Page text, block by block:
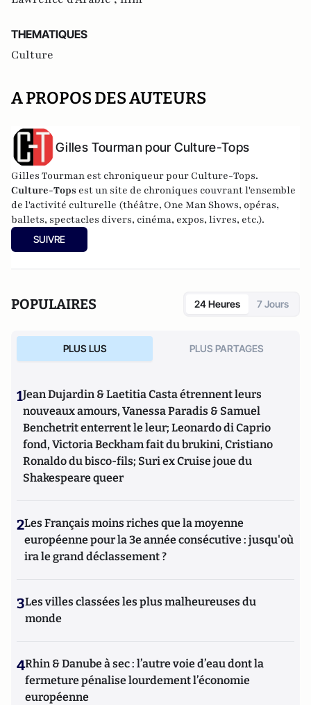
THEMATIQUES
Culture
A PROPOS DES AUTEURS
Gilles Tourman pour Culture-Tops
Gilles Tourman est chroniqueur pour Culture-Tops.
Culture-Tops est un site de chroniques couvrant l'ensemble
de l'activité culturelle (théâtre, One Man Shows, opéras,
ballets, spectacles divers, cinéma, expos, livres, etc.).
SUIVRE
POPULAIRES 24 Heures 7 Jours
PLUS LUS PLUS PARTAGES
1Jean Dujardin & Laetitia Casta étrennent leurs
nouveaux amours, Vanessa Paradis & Samuel
Benchetrit enterrent le leur; Leonardo di Caprio
fond, Victoria Beckham fait du brukini, Cristiano
Ronaldo du bisco-fils; Suri ex Cruise joue du
Shakespeare queer
2Les Français moins riches que la moyenne
européenne pour la 3e année consécutive : jusqu'où
ira le grand déclassement ?
3Les villes classées les plus malheureuses du
monde
4Rhin & Danube à sec : l’autre voie d’eau dont la
fermeture pénalise lourdement l’économie
européenne